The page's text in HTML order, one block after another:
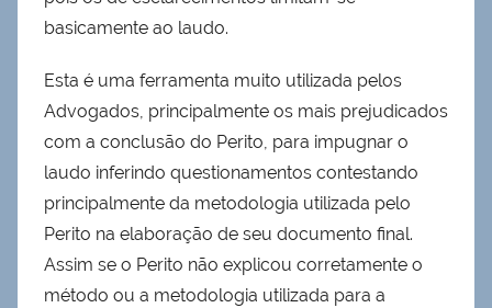
basicamente ao laudo.
Esta é uma ferramenta muito utilizada pelos
Advogados, principalmente os mais prejudicados
com a conclusão do Perito, para impugnar o
laudo inferindo questionamentos contestando
principalmente da metodologia utilizada pelo
Perito na elaboração de seu documento final.
Assim se o Perito não explicou corretamente o
método ou a metodologia utilizada para a